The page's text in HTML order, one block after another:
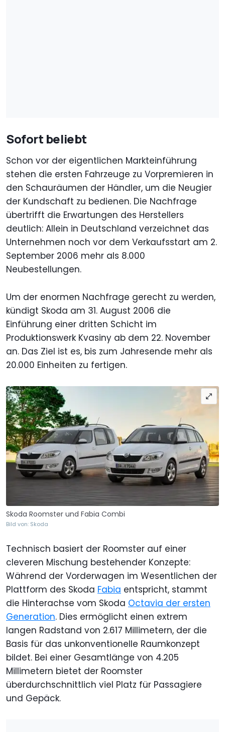
Sofort beliebt
Schon vor der eigentlichen Markteinführung
stehen die ersten Fahrzeuge zu Vorpremieren in
den Schauräumen der Händler, um die Neugier
der Kundschaft zu bedienen. Die Nachfrage
übertrifft die Erwartungen des Herstellers
deutlich: Allein in Deutschland verzeichnet das
Unternehmen noch vor dem Verkaufsstart am 2.
September 2006 mehr als 8.000
Neubestellungen.
Um der enormen Nachfrage gerecht zu werden,
kündigt Skoda am 31. August 2006 die
Einführung einer dritten Schicht im
Produktionswerk Kvasiny ab dem 22. November
an. Das Ziel ist es, bis zum Jahresende mehr als
20.000 Einheiten zu fertigen.
Skoda Roomster und Fabia Combi
Bild von: Skoda
Technisch basiert der Roomster auf einer
cleveren Mischung bestehender Konzepte:
Während der Vorderwagen im Wesentlichen der
Plattform des Skoda Fabia entspricht, stammt
die Hinterachse vom Skoda Octavia der ersten
Generation. Dies ermöglicht einen extrem
langen Radstand von 2.617 Millimetern, der die
Basis für das unkonventionelle Raumkonzept
bildet. Bei einer Gesamtlänge von 4.205
Millimetern bietet der Roomster
überdurchschnittlich viel Platz für Passagiere
und Gepäck.